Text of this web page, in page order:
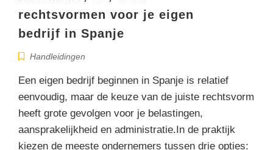
rechtsvormen voor je eigen
bedrijf in Spanje
Handleidingen
Een eigen bedrijf beginnen in Spanje is relatief
eenvoudig, maar de keuze van de juiste rechtsvorm
heeft grote gevolgen voor je belastingen,
aansprakelijkheid en administratie.In de praktijk
kiezen de meeste ondernemers tussen drie opties: